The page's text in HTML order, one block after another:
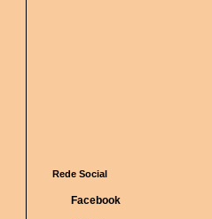
Rede Social
Facebook